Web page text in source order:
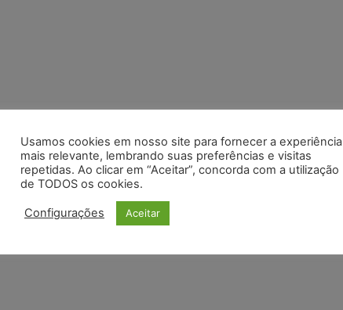
Usamos cookies em nosso site para fornecer a experiência
mais relevante, lembrando suas preferências e visitas
repetidas. Ao clicar em “Aceitar”, concorda com a utilização
de TODOS os cookies.
Configurações Aceitar